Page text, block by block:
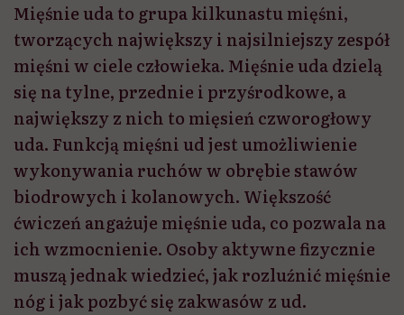
Mięśnie uda to grupa kilkunastu mięśni,
tworzących największy i najsilniejszy zespół
mięśni w ciele człowieka. Mięśnie uda dzielą
się na tylne, przednie i przyśrodkowe, a
największy z nich to mięsień czworogłowy
uda. Funkcją mięśni ud jest umożliwienie
wykonywania ruchów w obrębie stawów
biodrowych i kolanowych. Większość
ćwiczeń angażuje mięśnie uda, co pozwala na
ich wzmocnienie. Osoby aktywne fizycznie
muszą jednak wiedzieć, jak rozluźnić mięśnie
nóg i jak pozbyć się zakwasów z ud.